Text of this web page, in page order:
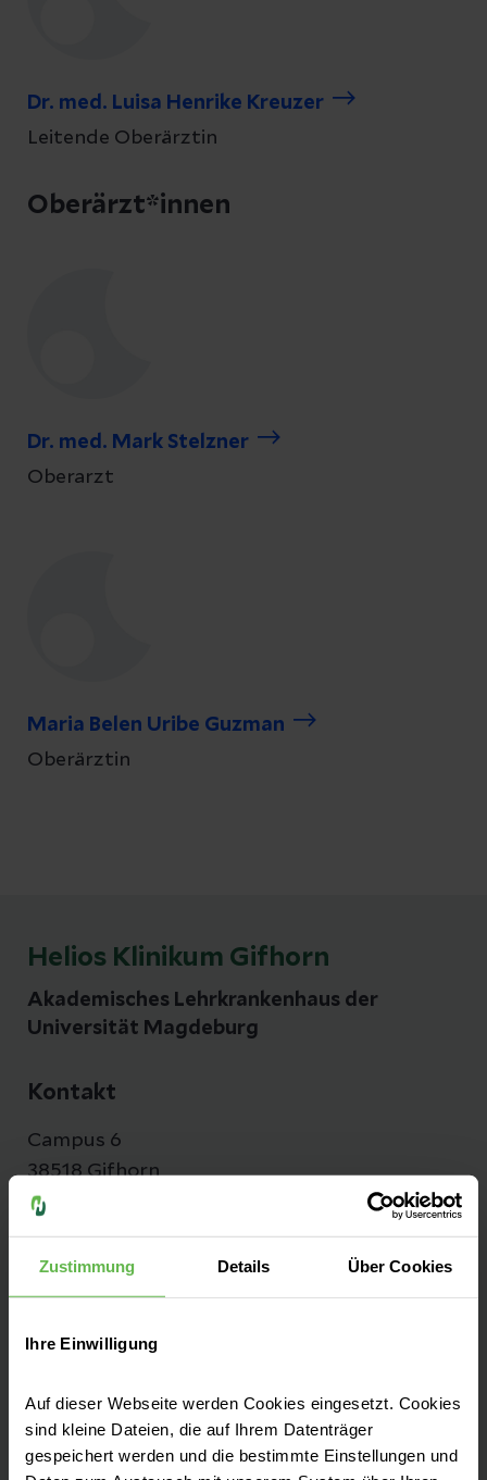
Zustimmung Details Über Cookies
Ihre Einwilligung
Auf dieser Webseite werden Cookies eingesetzt. Cookies
sind kleine Dateien, die auf Ihrem Datenträger
gespeichert werden und die bestimmte Einstellungen und
Dr. med. Luisa Henrike Kreuzer
Leitende Oberärztin
Oberärzt*innen
Dr. med. Mark Stelzner
Oberarzt
Maria Belen Uribe Guzman
Oberärztin
Helios Klinikum Gifhorn
Akademisches Lehrkrankenhaus der
Universität Magdeburg
Kontakt
Campus 6
38518 Gifhorn
Anfahrt auf Google Maps
Tel:+49 5371 87-0